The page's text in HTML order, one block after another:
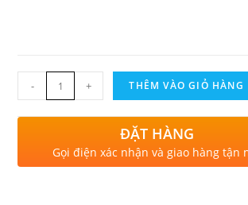
- + THÊM VÀO GIỎ HÀNG
ĐẶT HÀNG
Gọi điện xác nhận và giao hàng tận